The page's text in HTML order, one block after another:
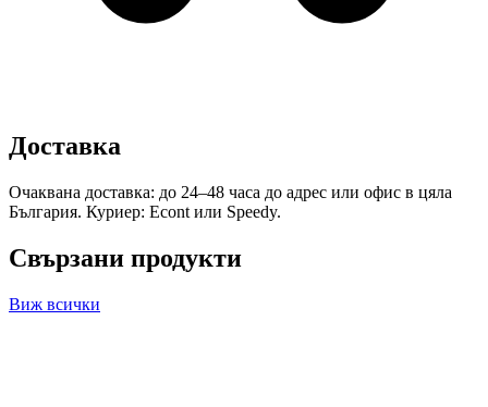
Доставка
Очаквана доставка: до 24–48 часа до адрес или офис в цяла
България. Куриер: Econt или Speedy.
Свързани продукти
Виж всички